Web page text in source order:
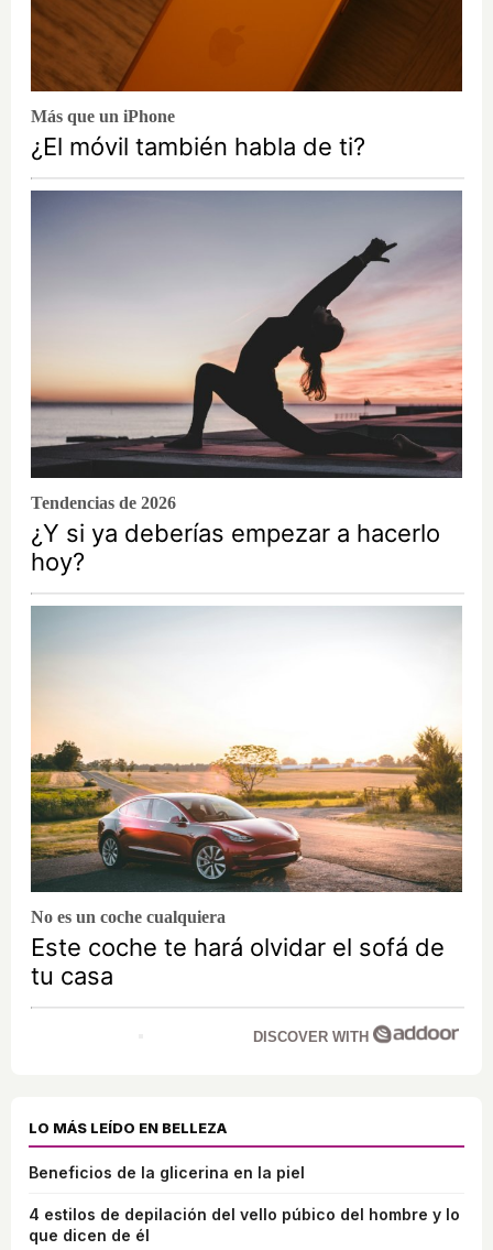
Más que un iPhone
¿El móvil también habla de ti?
Tendencias de 2026
¿Y si ya deberías empezar a hacerlo
hoy?
No es un coche cualquiera
Este coche te hará olvidar el sofá de
tu casa
DISCOVER WITH
LO MÁS LEÍDO EN BELLEZA
Beneficios de la glicerina en la piel
4 estilos de depilación del vello púbico del hombre y lo
que dicen de él